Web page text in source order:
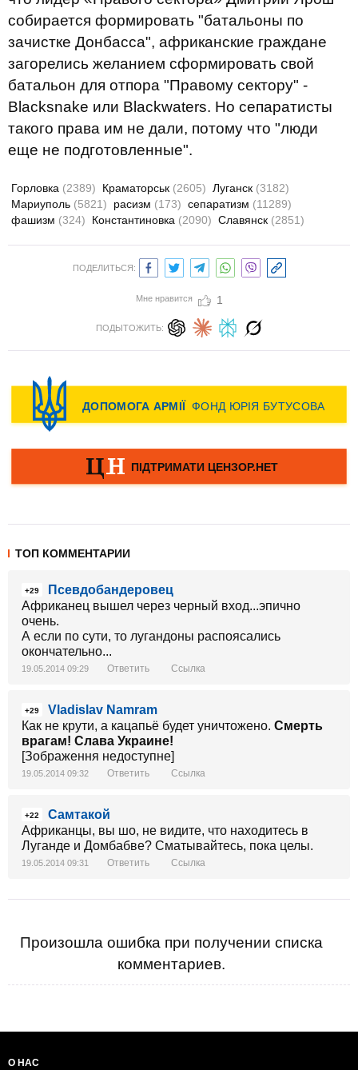
собирается формировать "батальоны по
зачистке Донбасса", африканские граждане
загорелись желанием сформировать свой
батальон для отпора "Правому сектору" -
Blacksnake или Blackwaters. Но сепаратисты
такого права им не дали, потому что "люди
еще не подготовленные".
Горловка (2389) Краматорськ (2605) Луганск (3182)
Мариуполь (5821) расизм (173) сепаратизм (11289)
фашизм (324) Константиновка (2090) Славянск (2851)
ПОДЕЛИТЬСЯ:
Мне нравится 1
ПОДЫТОЖИТЬ:
ТОП КОММЕНТАРИИ
+29
Псевдобандеровец
Африканец вышел через черный вход...эпично
очень.
А если по сути, то лугандоны распоясались
окончательно...
19.05.2014 09:29 Ответить Ссылка
+29
Vladislav Namram
Как не крути, а кацапьё будет уничтожено. Смерть
врагам! Слава Украине!
[Зображення недоступне]
19.05.2014 09:32 Ответить Ссылка
+22
Самтакой
Африканцы, вы шо, не видите, что находитесь в
Луганде и Домбабве? Сматывайтесь, пока целы.
19.05.2014 09:31 Ответить Ссылка
Произошла ошибка при получении списка
комментариев.
О НАС